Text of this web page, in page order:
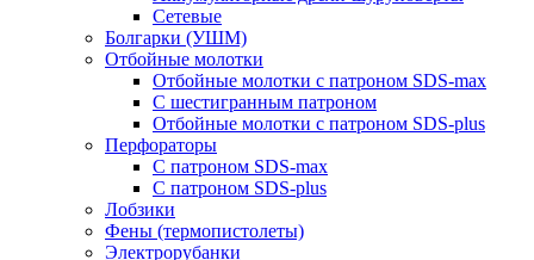
Сетевые
Болгарки (УШМ)
Отбойные молотки
Отбойные молотки с патроном SDS-max
С шестигранным патроном
Отбойные молотки с патроном SDS-plus
Перфораторы
С патроном SDS-max
С патроном SDS-plus
Лобзики
Фены (термопистолеты)
Электрорубанки